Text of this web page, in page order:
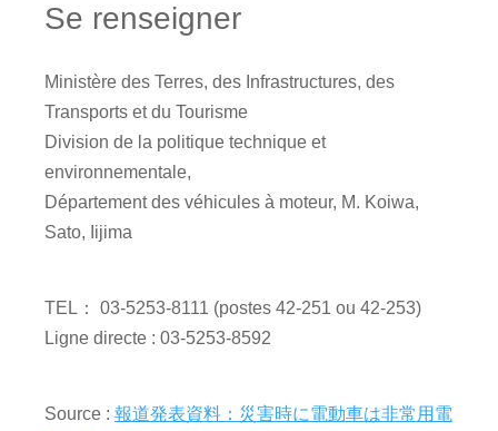
Se renseigner
Ministère des Terres, des Infrastructures, des
Transports et du Tourisme
Division de la politique technique et
environnementale,
Département des véhicules à moteur, M. Koiwa,
Sato, Iijima
TEL： 03-5253-8111 (postes 42-251 ou 42-253)
Ligne directe : 03-5253-8592
Source : 報道発表資料：災害時に電動車は非常用電